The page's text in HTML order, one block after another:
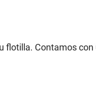
Contamos